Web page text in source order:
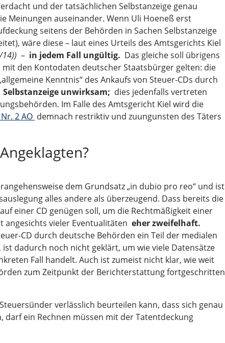
und der tatsächlichen Selbstanzeige genau
Meinungen auseinander. Wenn Uli Hoeneß erst
seitens der Behörden in Sachen Selbstanzeige
wäre diese – laut eines Urteils des Amtsgerichts Kiel
14)) – in jedem Fall ungültig. Das gleiche soll übrigens
den Kontodaten deutscher Staatsbürger gelten: die
Kenntnis“ des Ankaufs von Steuer-CDs durch
Selbstanzeige unwirksam; dies jedenfalls vertreten
Im Falle des Amtsgericht Kiel wird die
2 AO demnach restriktiv und zuungunsten des Täters
dem Grundsatz „in dubio pro reo“ und ist
alles andere als überzeugend. Dass bereits die
einer CD genügen soll, um die Rechtmäßigkeit einer
angesichts vieler Eventualitäten eher zweifelhaft.
CD durch deutsche Behörden ein Teil der medialen
dadurch noch nicht geklärt, um wie viele Datensätze
Fall handelt. Auch ist zumeist nicht klar, wie weit
zum Zeitpunkt der Berichterstattung fortgeschritten
verlässlich beurteilen kann, dass sich genau
darf ein Rechnen müssen mit der Tatentdeckung